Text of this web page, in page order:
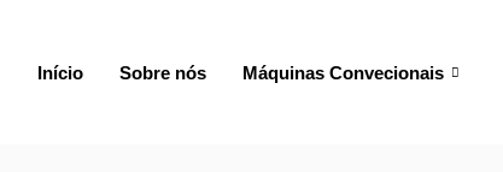
Início Sobre nós Máquinas Convecionais